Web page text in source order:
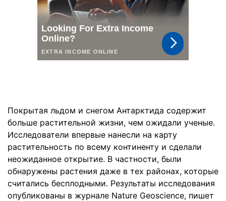
Покрытая льдом и снегом Антарктида содержит
больше растительной жизни, чем ожидали ученые.
Исследователи впервые нанесли на карту
растительность по всему континенту и сделали
неожиданное открытие. В частности, были
обнаружены растения даже в тех районах, которые
считались бесплодными. Результаты исследования
опубликованы в журнале Nature Geoscience, пишет